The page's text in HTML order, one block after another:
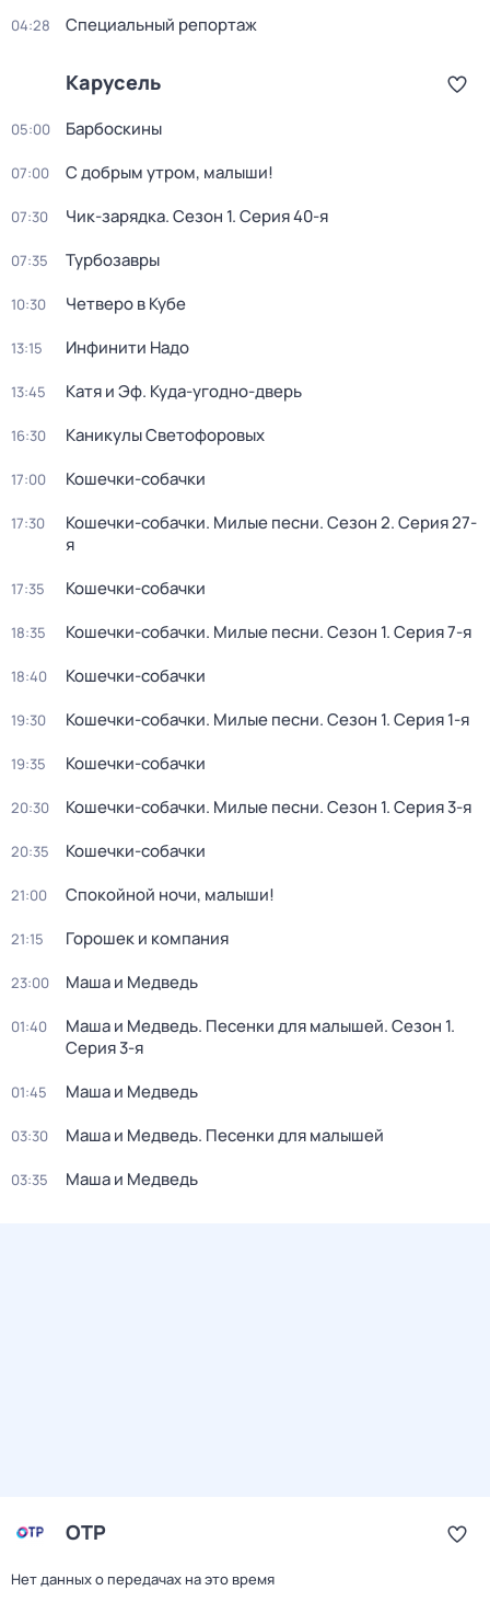
04:28 Специальный репортаж
Карусель
05:00 Барбоскины
07:00 С добрым утром, малыши!
07:30 Чик-зарядка. Сезон 1. Серия 40-я
07:35 Турбозавры
10:30 Четверо в Кубе
13:15 Инфинити Надо
13:45 Катя и Эф. Куда-угодно-дверь
16:30 Каникулы Светофоровых
17:00 Кошечки-собачки
17:30 Кошечки-собачки. Милые песни. Сезон 2. Серия 27-
я
17:35 Кошечки-собачки
18:35 Кошечки-собачки. Милые песни. Сезон 1. Серия 7-я
18:40 Кошечки-собачки
19:30 Кошечки-собачки. Милые песни. Сезон 1. Серия 1-я
19:35 Кошечки-собачки
20:30 Кошечки-собачки. Милые песни. Сезон 1. Серия 3-я
20:35 Кошечки-собачки
21:00 Спокойной ночи, малыши!
21:15 Горошек и компания
23:00 Маша и Медведь
01:40 Маша и Медведь. Песенки для малышей. Сезон 1.
Серия 3-я
01:45 Маша и Медведь
03:30 Маша и Медведь. Песенки для малышей
03:35 Маша и Медведь
ОТР
Нет данных о передачах на это время